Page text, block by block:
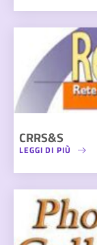
CRRS&S
LEGGI DI PIÙ